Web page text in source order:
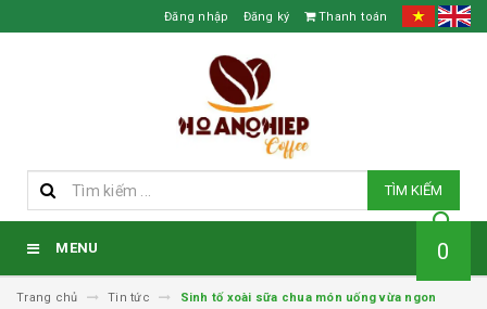
Đăng nhập Đăng ký Thanh toán
TÌM KIẾM
MENU 0
Trang chủ Tin tức
Sinh tố xoài sữa chua món uống vừa ngon